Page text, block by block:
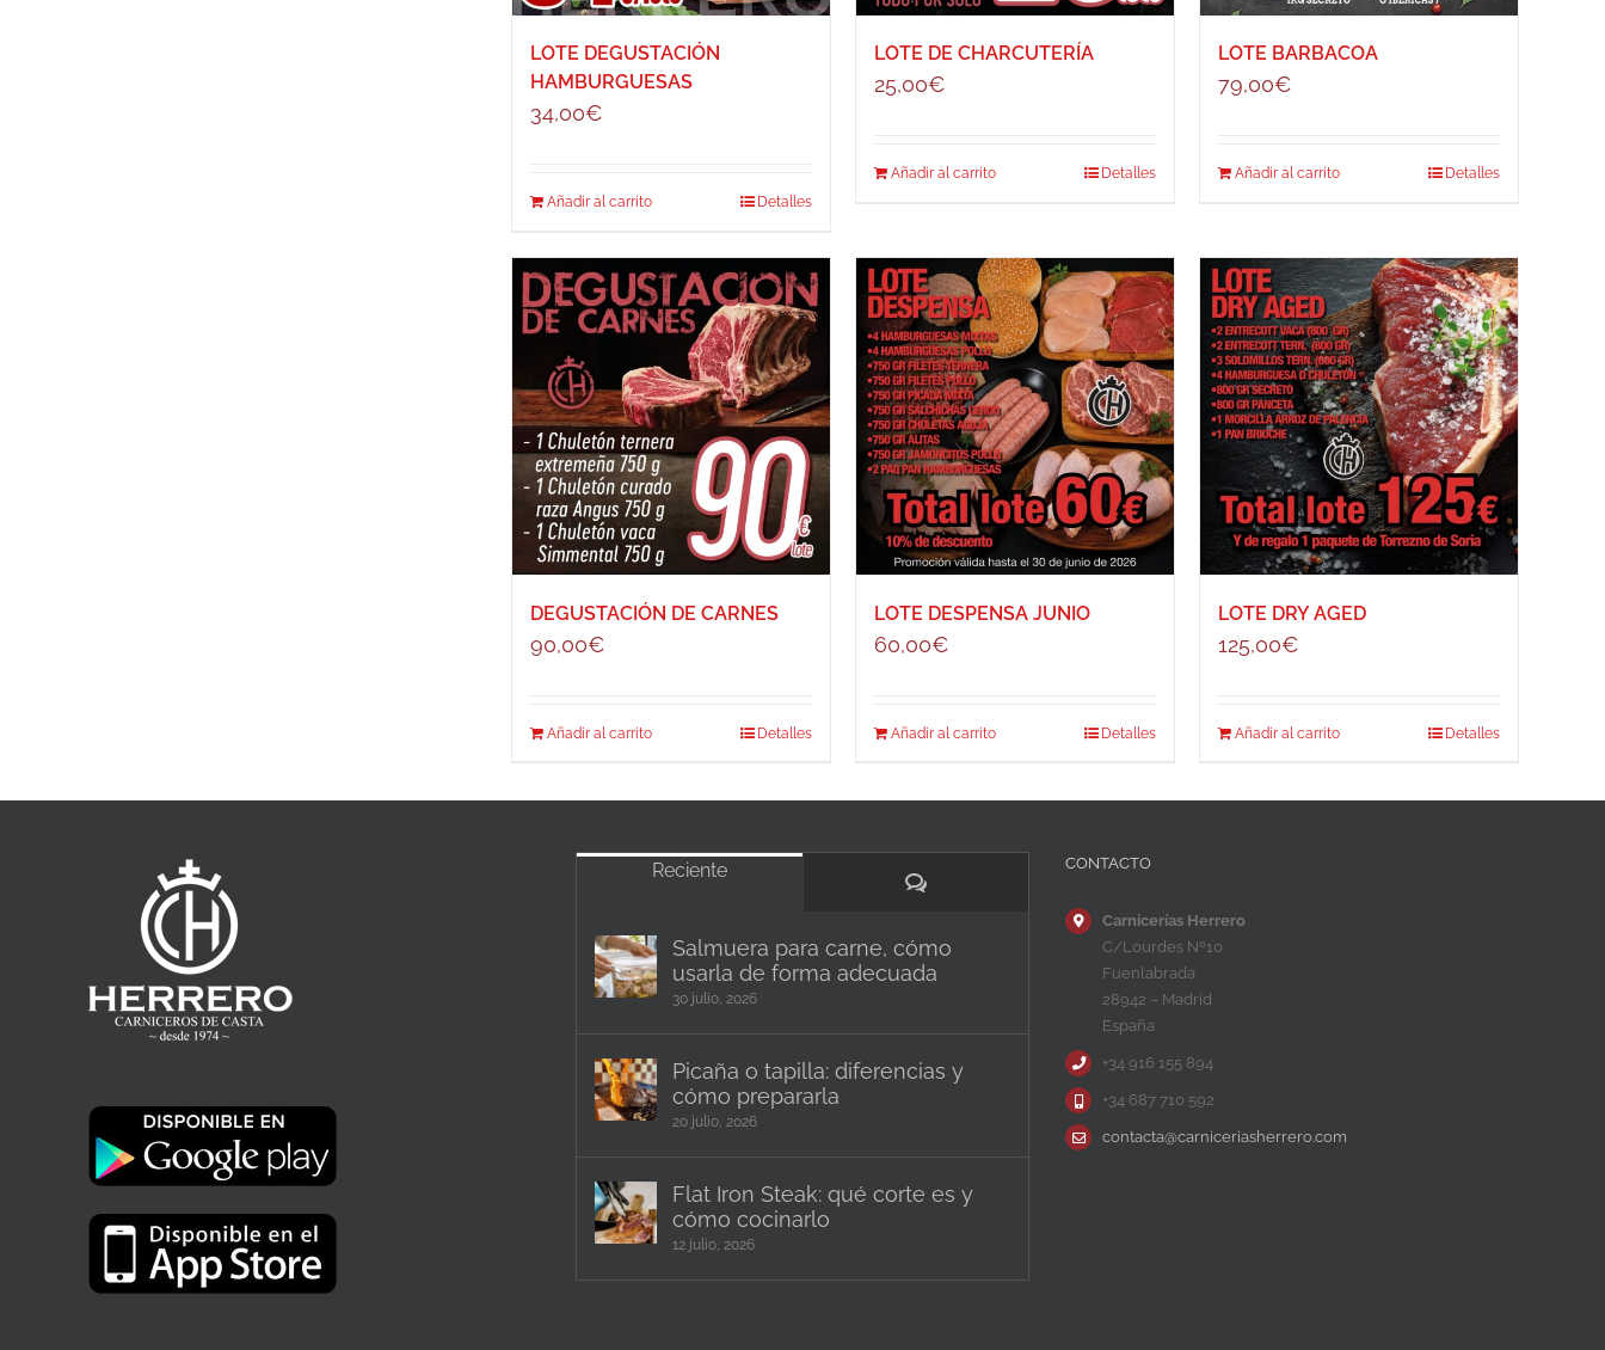
LOTE DEGUSTACIÓN
HAMBURGUESAS
34,00€
Añadir al carrito Detalles
LOTE DE CHARCUTERÍA
25,00€
Añadir al carrito Detalles
LOTE BARBACOA
79,00€
Añadir al carrito Detalles
DEGUSTACIÓN DE CARNES
90,00€
Añadir al carrito Detalles
LOTE DESPENSA JUNIO
60,00€
Añadir al carrito Detalles
LOTE DRY AGED
125,00€
Añadir al carrito Detalles
Reciente
Comentarios
Salmuera para carne, cómo
usarla de forma adecuada
30 julio, 2026
Picaña o tapilla: diferencias y
cómo prepararla
20 julio, 2026
Flat Iron Steak: qué corte es y
cómo cocinarlo
12 julio, 2026
CONTACTO
Carnicerías Herrero
C/Lourdes Nº10
Fuenlabrada
28942 – Madrid
España
+34 916 155 894
+34 687 710 592
contacta@carniceriasherrero.com